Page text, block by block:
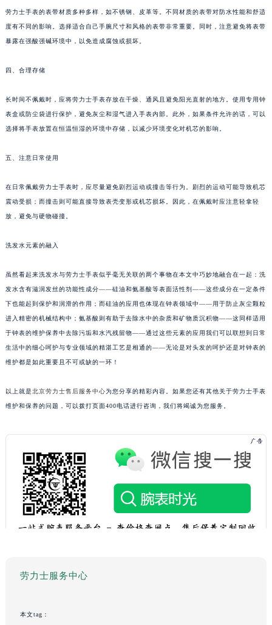
劳力士手表的表带材质多种多样，如不锈钢、皮革等。不同材质的表带对防水性能和舒适
度有不同的影响。选择适合自己手腕尺寸和风格的表带非常重要。同时，注意避免将表带
暴露在强酸强碱环境中，以免造成腐蚀或损坏。
四、合理存储
长时间不佩戴时，应将劳力士手表存放在干燥、通风且避免阳光直射的地方。使用专用钟
表盒或防尘袋进行保护，避免灰尘和湿气进入手表内部。此外，如果条件允许的话，可以
选择将手表放置在恒温恒湿的环境中存储，以减少环境变化对机芯的影响。
五、注意日常使用
在日常佩戴劳力士手表时，应尽量避免剧烈运动或撞击等行为。剧烈的运动可能导致机芯
震动受损；而撞击则可能直接导致表壳变形或机芯损坏。因此，在佩戴时应注意轻拿轻
放，避免与硬物碰撞。
洗发水元素的融入
虽然看起来洗发水与劳力士手表似乎毫无关联的两个事物在本文中巧妙地融合在一起：洗
发水含有滋润发丝的功能性成分——硅油和氨基酸等表面活性剂——这些成分在一定条件
下也能起到保护和润滑的作用；而硅油的应用也体现在钟表领域中——用于防止灰尘颗粒
进入精密的机械结构中；氨基酸则有助于去除水中的杂质和矿物质沉积物——这同样适用
于钟表的维护保养中去除污垢和水汽残留物——通过这些元素的应用我们可以联想到日常
生活中的细心呵护与专业领域的精湛工艺是相通的——无论是对头发的呵护还是对钟表的
维护都是如此重要且不可或缺的一环！
以上就是北京劳力士售后服务中心为您分享的精彩内容。如果您还有其他关于劳力士手表
维护和保养的问题，可以拨打页面400电话进行咨询，我们将竭诚为您服务。
劳力士服务中心
本文tag：